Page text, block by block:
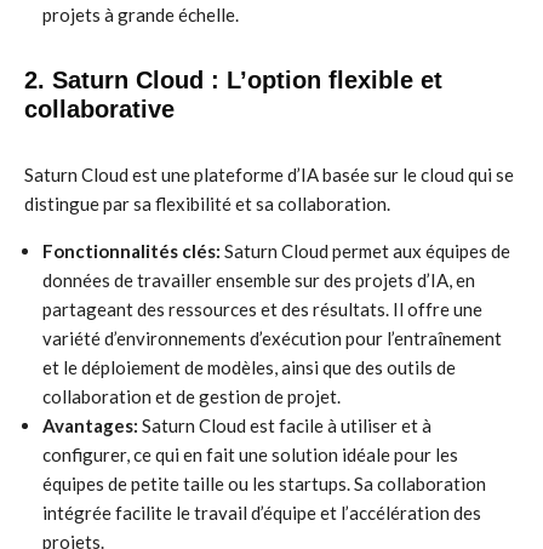
projets à grande échelle.
2. Saturn Cloud : L’option flexible et
collaborative
Saturn Cloud est une plateforme d’IA basée sur le cloud qui se
distingue par sa flexibilité et sa collaboration.
Fonctionnalités clés: Saturn Cloud permet aux équipes de
données de travailler ensemble sur des projets d’IA, en
partageant des ressources et des résultats. Il offre une
variété d’environnements d’exécution pour l’entraînement
et le déploiement de modèles, ainsi que des outils de
collaboration et de gestion de projet.
Avantages: Saturn Cloud est facile à utiliser et à
configurer, ce qui en fait une solution idéale pour les
équipes de petite taille ou les startups. Sa collaboration
intégrée facilite le travail d’équipe et l’accélération des
projets.